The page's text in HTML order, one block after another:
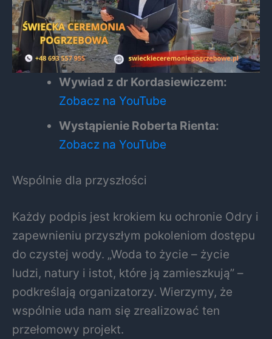
Wywiad z dr Kordasiewiczem:
Zobacz na YouTube
Wystąpienie Roberta Rienta:
Zobacz na YouTube
Wspólnie dla przyszłości
Każdy podpis jest krokiem ku ochronie Odry i
zapewnieniu przyszłym pokoleniom dostępu
do czystej wody. „Woda to życie – życie
ludzi, natury i istot, które ją zamieszkują” –
podkreślają organizatorzy. Wierzymy, że
wspólnie uda nam się zrealizować ten
przełomowy projekt.